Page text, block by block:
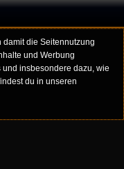
damit die Seitennutzung
und Werbung
insbesondere dazu, wie
du in unseren